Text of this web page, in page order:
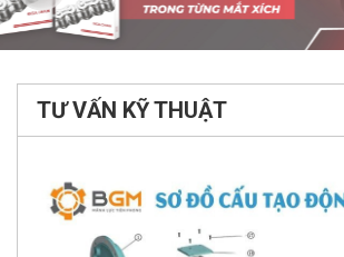
TƯ VẤN KỸ THUẬT